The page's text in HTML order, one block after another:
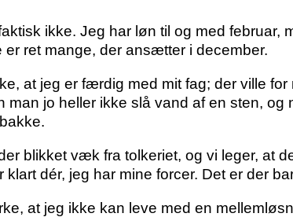
ikke. Jeg har løn til og med
er ret mange, der ansætter i december.
at jeg er færdig med mit fag; der ville
man jo heller ikke slå vand af en sten,
blikket væk fra tolkeriet, og vi leger, at
klart dér, jeg har mine forcer. Det er der
at jeg ikke kan leve med en